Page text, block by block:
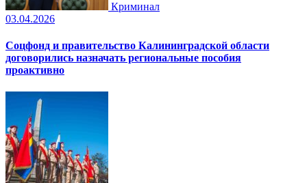
Криминал
03.04.2026
Соцфонд и правительство Калининградской области
договорились назначать региональные пособия
проактивно